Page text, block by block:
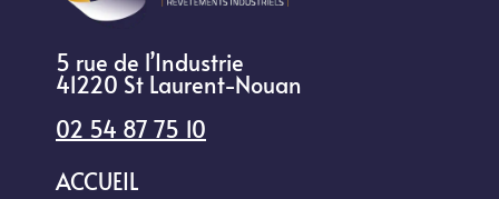
5 rue de l’Industrie
41220 St Laurent-Nouan
02 54 87 75 10
ACCUEIL